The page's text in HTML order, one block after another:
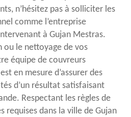
n’hésitez pas à solliciter les
comme l’entreprise
à Gujan Mestras.
ou le nettoyage de vos
équipe de couvreurs
en mesure d’assurer des
d’un résultat satisfaisant
Respectant les règles de
requises dans la ville de Gujan